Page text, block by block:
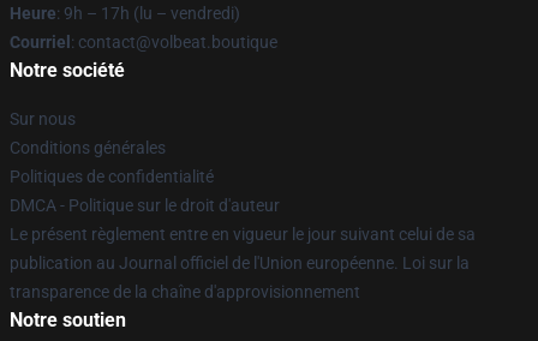
Heure: 9h – 17h (lu – vendredi)
Courriel : contact@volbeat.boutique
Notre société
Sur nous
Conditions générales
Politiques de confidentialité
DMCA - Politique sur le droit d'auteur
Le présent règlement entre en vigueur le jour suivant celui de sa
publication au Journal officiel de l'Union européenne. Loi sur la
transparence de la chaîne d'approvisionnement
Notre soutien